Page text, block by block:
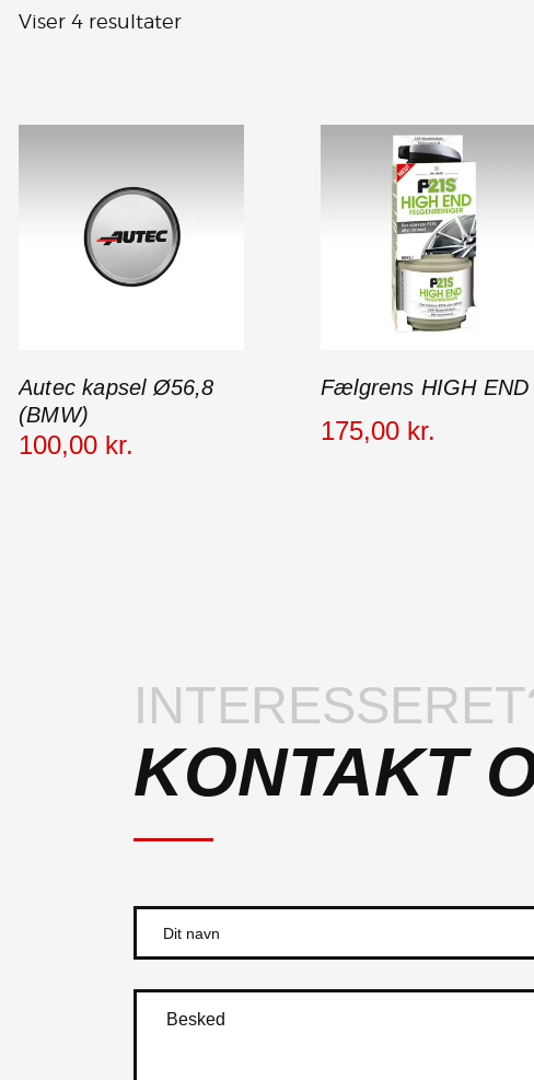
Viser 4 resultater
Autec kapsel Ø56,8
(BMW)
100,00 kr.
Fælgrens HIGH END
175,00 kr.
KONTAKT